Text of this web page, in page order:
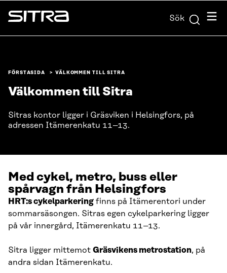
Skip to
content
Sitra Sök Meny
FÖRSTASIDA VÄLKOMMEN TILL SITRA
Välkommen till Sitra
Sitras kontor ligger i Gräsviken i Helsingfors, på
adressen Itämerenkatu 11–13.
Med cykel, metro, buss eller
spårvagn från Helsingfors
HRT:s cykelparkering finns på Itämerentori under
sommarsäsongen. Sitras egen cykelparkering ligger
på vår innergård, Itämerenkatu 11–13.
Sitra ligger mittemot Gräsvikens metrostation, på
andra sidan Itämerenkatu.